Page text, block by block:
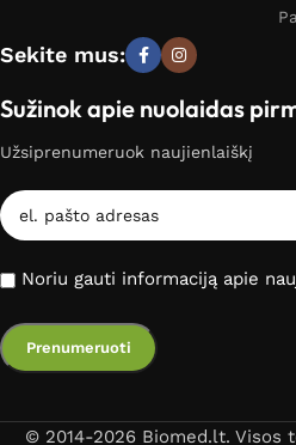
Sekite mus:
Sužinok apie nuolaidas
Užsiprenumeruok naujienlaiškį
Noriu gauti informaciją apie
© 2014-2026 Biomed.lt. Visos